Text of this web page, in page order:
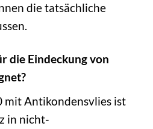
die tatsächliche
die Eindeckung von
mit Antikondensvlies ist
in nicht-